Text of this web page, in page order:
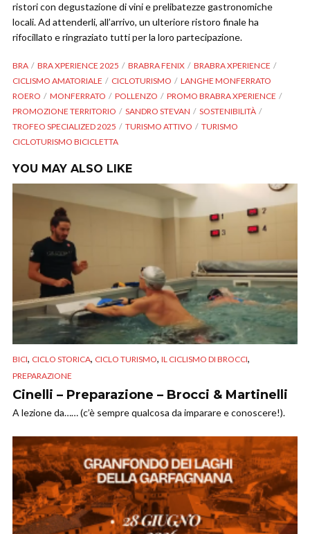
ristori con degustazione di vini e prelibatezze gastronomiche
locali. Ad attenderli, all’arrivo, un ulteriore ristoro finale ha
rifocillato e ringraziato tutti per la loro partecipazione.
BRA BRA XPERIENCE 2025 BRABRA FENIX
BRABRA XPERIENCE
CICLISMO AMATORIALE
CICLOTURISMO
LANGHE MONFERRATO
ROERO
MONFERRATO POLLENZO
PROMO BRABRA XPERIENCE
PROMOZIONE TERRITORIO
SANDRO STEVAN
SOSTENIBILITÀ
TROFEO SPECIALIZED 2025
TURISMO ATTIVO
TURISMO
CICLOTURISMO BICICLETTA
YOU MAY ALSO LIKE
BICI, CICLO STORICA, CICLO TURISMO, IL CICLISMO DI BROCCI,
PREPARAZIONE
Cinelli – Preparazione – Brocci & Martinelli
A lezione da…… (c’è sempre qualcosa da imparare e conoscere!).